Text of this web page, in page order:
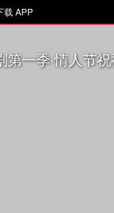
载 APP
第一季·情人节